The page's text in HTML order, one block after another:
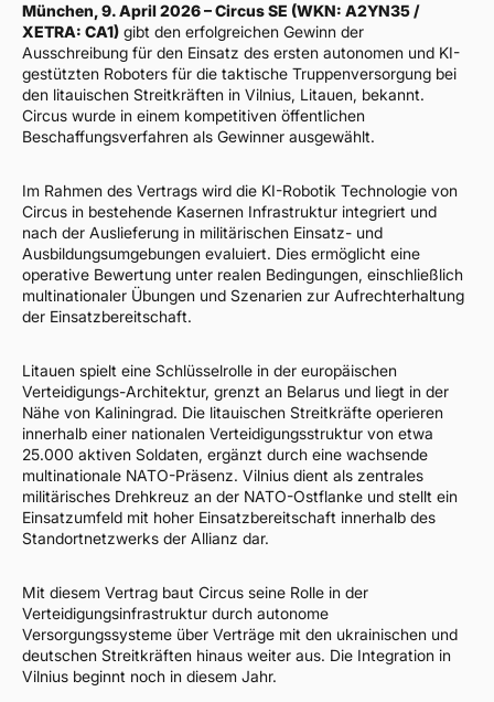
München, 9. April 2026 – Circus SE (WKN: A2YN35 /
XETRA: CA1) gibt den erfolgreichen Gewinn der
Ausschreibung für den Einsatz des ersten autonomen und KI-
gestützten Roboters für die taktische Truppenversorgung bei
den litauischen Streitkräften in Vilnius, Litauen, bekannt.
Circus wurde in einem kompetitiven öffentlichen
Beschaffungsverfahren als Gewinner ausgewählt.
Im Rahmen des Vertrags wird die KI-Robotik Technologie von
Circus in bestehende Kasernen Infrastruktur integriert und
nach der Auslieferung in militärischen Einsatz- und
Ausbildungsumgebungen evaluiert. Dies ermöglicht eine
operative Bewertung unter realen Bedingungen, einschließlich
multinationaler Übungen und Szenarien zur Aufrechterhaltung
der Einsatzbereitschaft.
Litauen spielt eine Schlüsselrolle in der europäischen
Verteidigungs-Architektur, grenzt an Belarus und liegt in der
Nähe von Kaliningrad. Die litauischen Streitkräfte operieren
innerhalb einer nationalen Verteidigungsstruktur von etwa
25.000 aktiven Soldaten, ergänzt durch eine wachsende
multinationale NATO-Präsenz. Vilnius dient als zentrales
militärisches Drehkreuz an der NATO-Ostflanke und stellt ein
Einsatzumfeld mit hoher Einsatzbereitschaft innerhalb des
Standortnetzwerks der Allianz dar.
Mit diesem Vertrag baut Circus seine Rolle in der
Verteidigungsinfrastruktur durch autonome
Versorgungssysteme über Verträge mit den ukrainischen und
deutschen Streitkräften hinaus weiter aus. Die Integration in
Vilnius beginnt noch in diesem Jahr.